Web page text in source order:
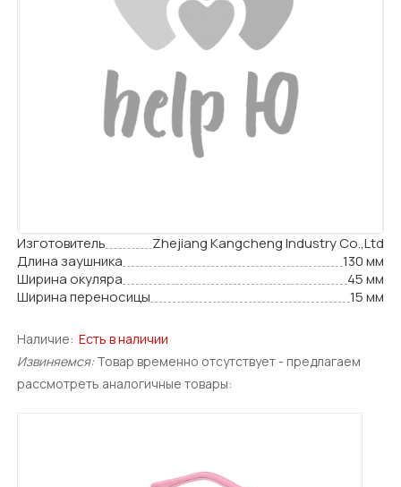
Изготовитель
Zhejiang Kangcheng Industry Co.,Ltd
Длина заушника
130 мм
Ширина окуляра
45 мм
Ширина переносицы
15 мм
Наличие: Есть в наличии
Извиняемся: Товар временно отсутствует - предлагаем
рассмотреть аналогичные товары: